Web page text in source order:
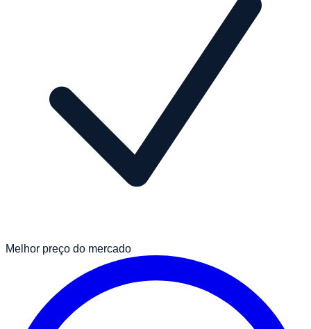
Melhor preço do mercado